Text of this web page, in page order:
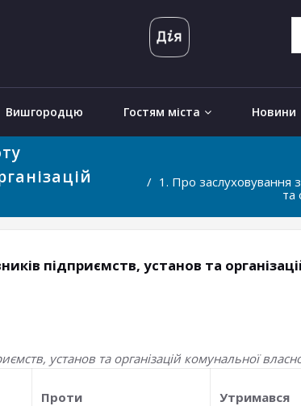
Вишгородцю Гостям міста Новини
1. Про заслуховування
та
підприємств, установ та
установ та організацій комунальної
Проти Утримався